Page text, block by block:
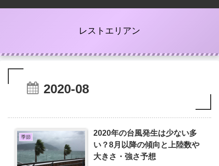
レストエリアン
2020-08
季節
2020年の台風発生は少ない多
い？8月以降の傾向と上陸数や
大きさ・強さ予想